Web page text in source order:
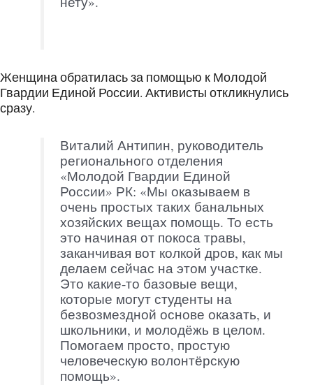
Женщина обратилась за помощью к Молодой
Гвардии Единой России. Активисты откликнулись
сразу.
Виталий Антипин, руководитель
регионального отделения
«Молодой Гвардии Единой
России» РК: «Мы оказываем в
очень простых таких банальных
хозяйских вещах помощь. То есть
это начиная от покоса травы,
заканчивая вот колкой дров, как мы
делаем сейчас на этом участке.
Это какие-то базовые вещи,
которые могут студенты на
безвозмездной основе оказать, и
школьники, и молодёжь в целом.
Помогаем просто, простую
человеческую волонтёрскую
помощь».